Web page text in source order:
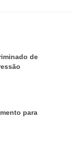
de
para